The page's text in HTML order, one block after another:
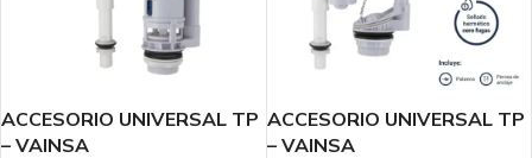
ACCESORIO UNIVERSAL TP
– VAINSA
ACCESORIO UNIVERSAL TP
– VAINSA